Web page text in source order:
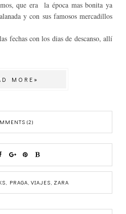
que era la época mas bonita ya
y con sus famosos mercadillos
fechas conlos dias de descanso, allí
MORE»
(2)
, PRAGA, VIAJES, ZARA